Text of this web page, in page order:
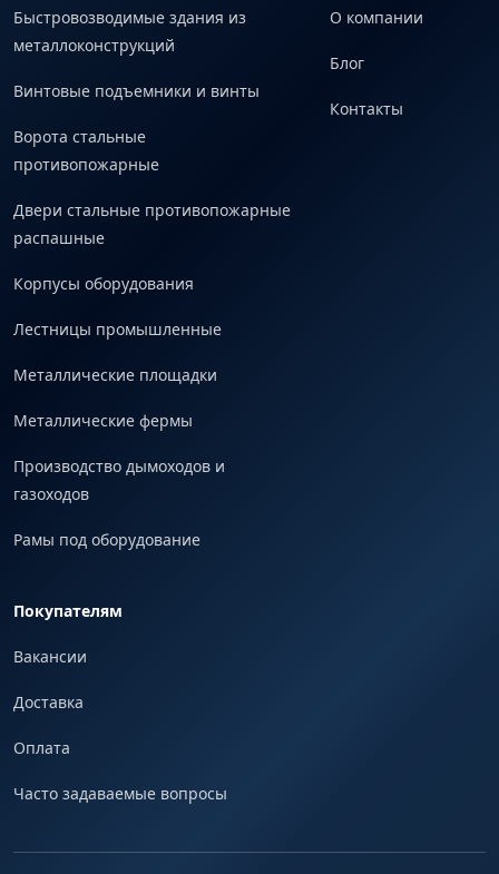
Быстровозводимые здания из
металлоконструкций
Винтовые подъемники и винты
Ворота стальные
противопожарные
Двери стальные противопожарные
распашные
Корпусы оборудования
Лестницы промышленные
Металлические площадки
Металлические фермы
Производство дымоходов и
газоходов
Рамы под оборудование
О компании
Блог
Контакты
Покупателям
Вакансии
Доставка
Оплата
Часто задаваемые вопросы